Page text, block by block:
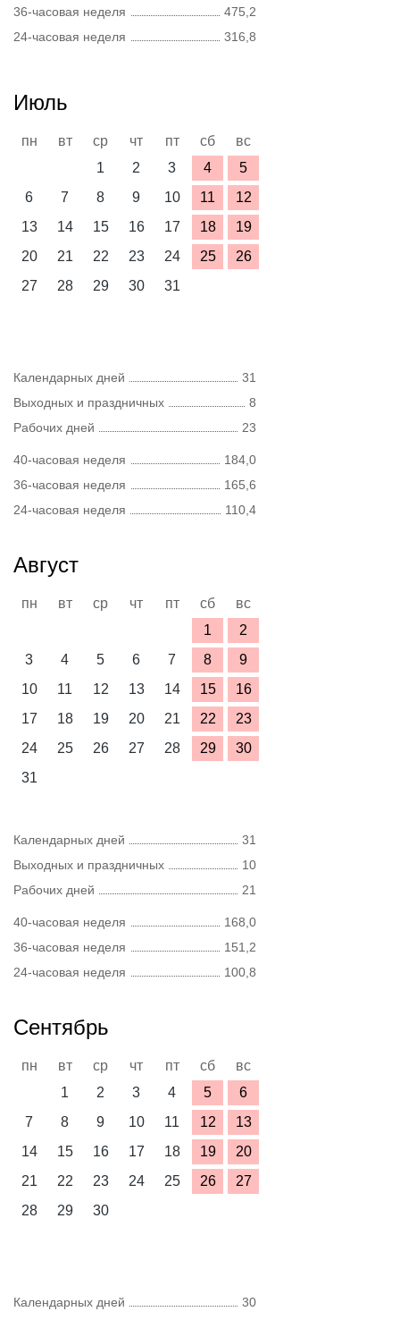
36-часовая неделя
475,2
24-часовая неделя
316,8
Июль
пн вт ср чт пт сб
вс
1
2 3 4
5
6
7 8 9 10 11
12
13
14 15 16 17 18
19
20
21 22 23 24 25
26
27
28 29 30 31
Календарных дней
31
Выходных и праздничных
8
Рабочих дней
23
40-часовая неделя
184,0
36-часовая неделя
165,6
24-часовая неделя
110,4
Август
пн вт ср чт пт сб
вс
1
2
3
4 5 6 7 8
9
10
11 12 13 14 15
16
17
18 19 20 21 22
23
24
25 26 27 28 29
30
31
Календарных дней
31
Выходных и праздничных
10
Рабочих дней
21
40-часовая неделя
168,0
36-часовая неделя
151,2
24-часовая неделя
100,8
Сентябрь
пн вт ср чт пт сб
вс
1
2 3 4 5
6
7
8 9 10 11 12
13
14
15 16 17 18 19
20
21
22 23 24 25 26
27
28
29 30
Календарных дней
30